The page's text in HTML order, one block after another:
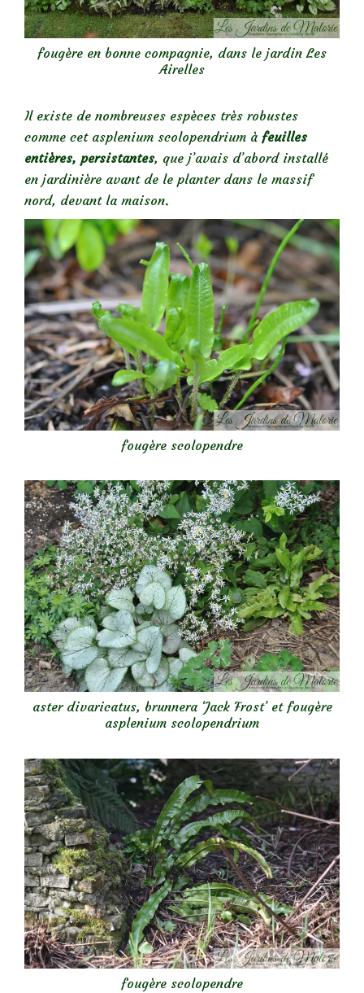
fougère en bonne compagnie, dans le jardin Les
Airelles
Il existe de nombreuses espèces très robustes
comme cet asplenium scolopendrium à feuilles
entières, persistantes, que j’avais d’abord installé
en jardinière avant de le planter dans le massif
nord, devant la maison.
fougère scolopendre
aster divaricatus, brunnera ‘Jack Frost’ et fougère
asplenium scolopendrium
fougère scolopendre